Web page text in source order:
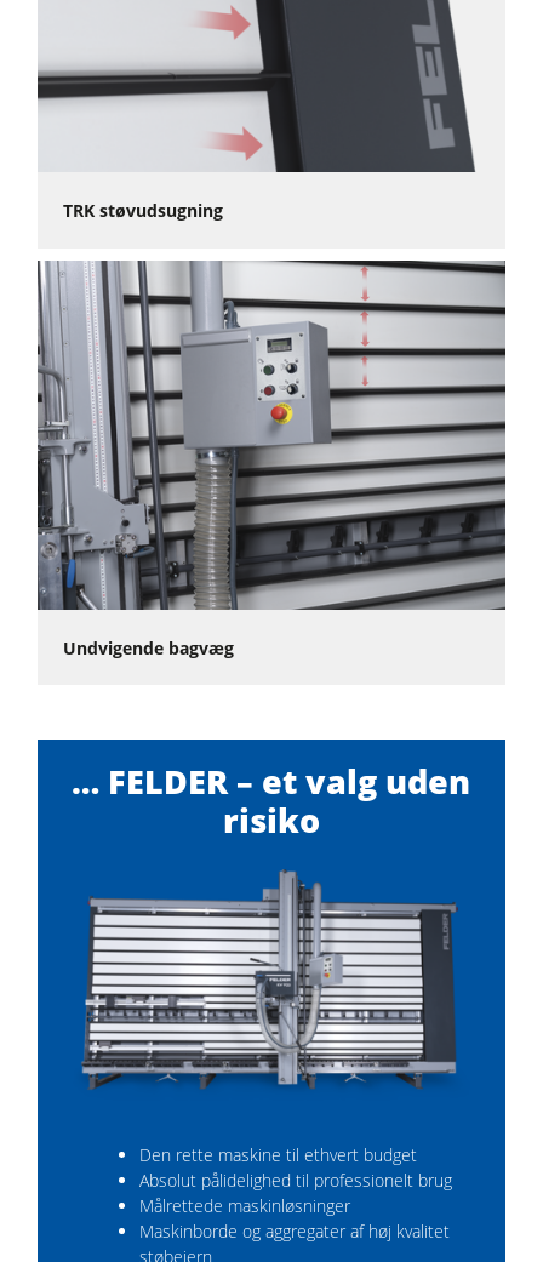
TRK støvudsugning
Undvigende bagvæg
… FELDER – et valg uden
risiko
Den rette maskine til ethvert budget
Absolut pålidelighed til professionelt brug
Målrettede maskinløsninger
Maskinborde og aggregater af høj kvalitet
støbejern